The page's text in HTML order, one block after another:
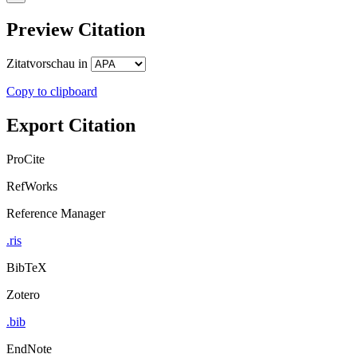
Preview Citation
Zitatvorschau in
Copy to clipboard
Export Citation
ProCite
RefWorks
Reference Manager
.ris
BibTeX
Zotero
.bib
EndNote